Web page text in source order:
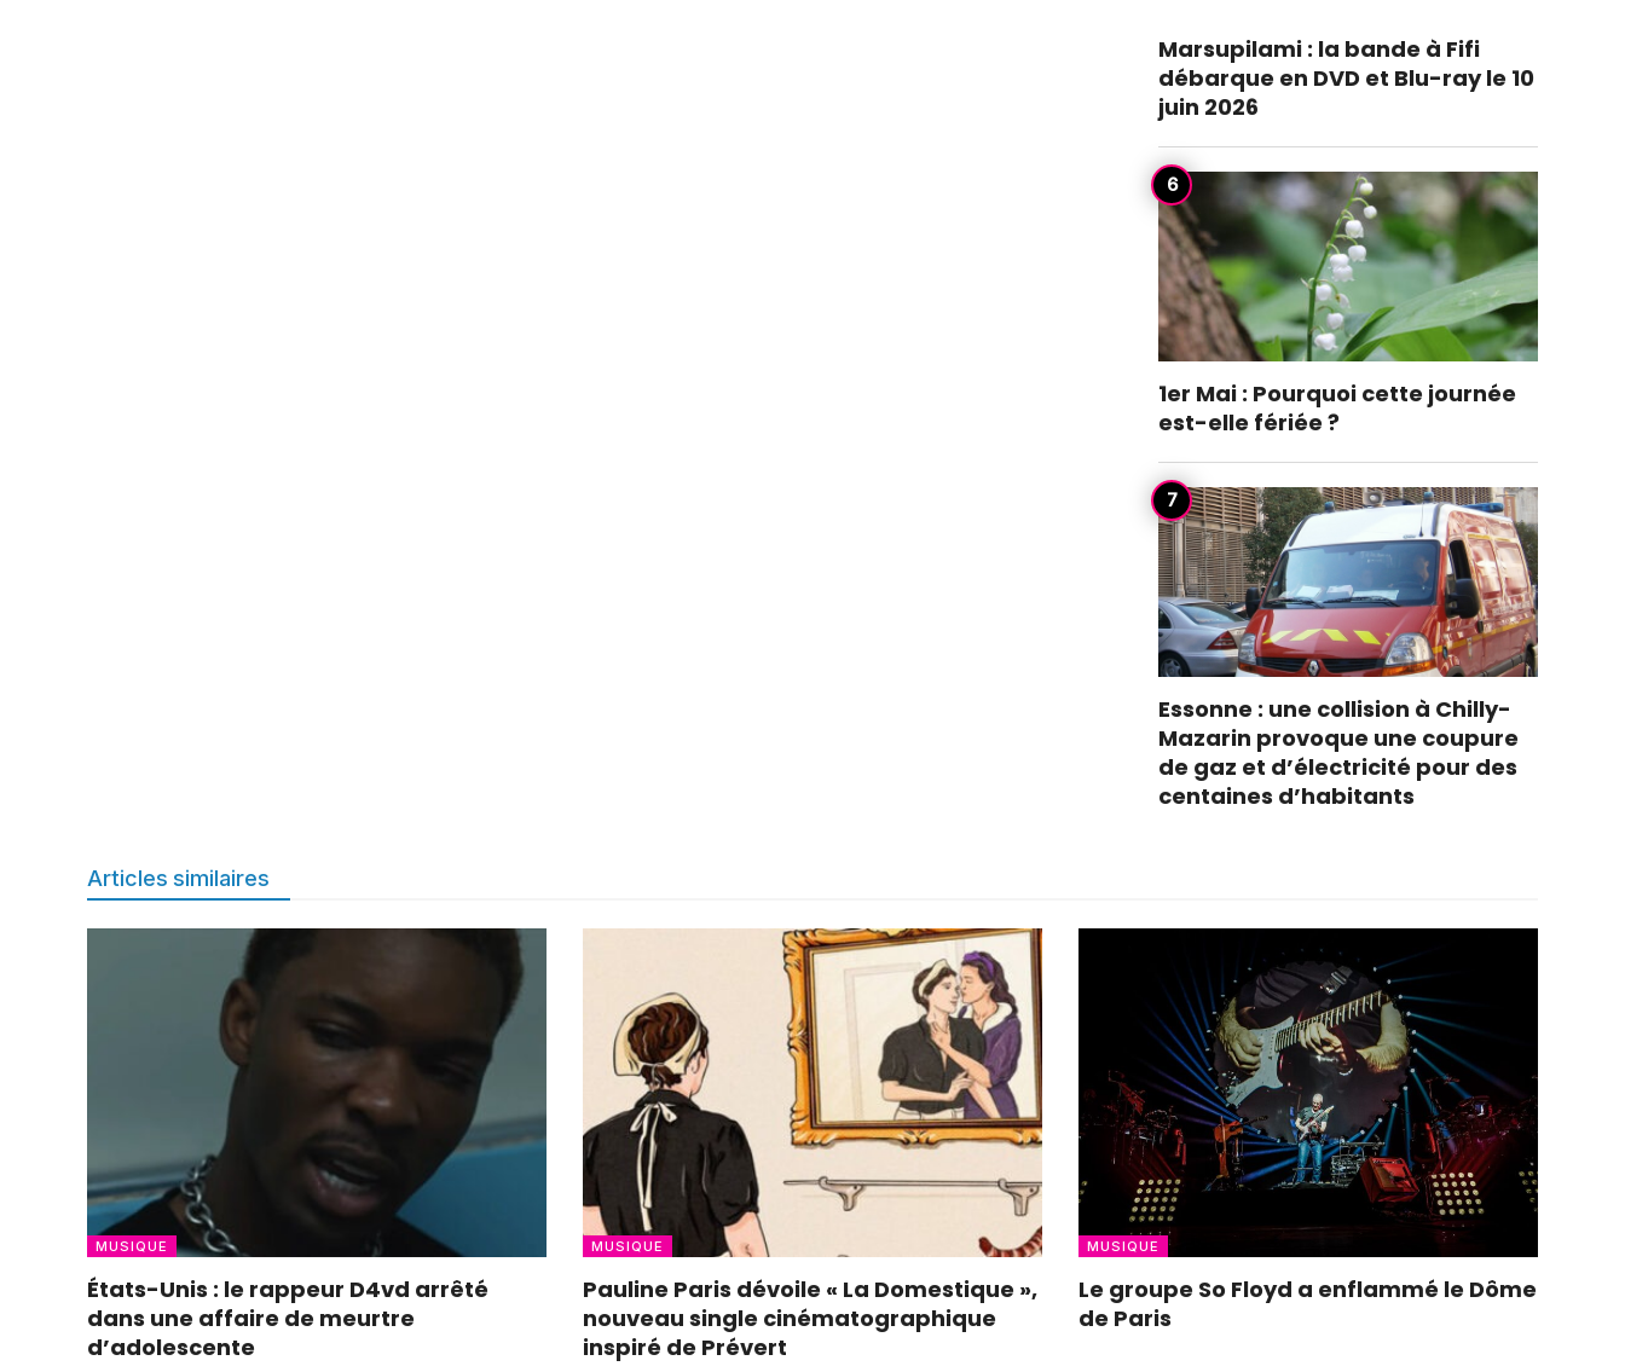
Marsupilami : la bande à Fifi
débarque en DVD et Blu-ray le 10
juin 2026
1er Mai : Pourquoi cette journée
est-elle fériée ?
Essonne : une collision à Chilly-
Mazarin provoque une coupure
de gaz et d’électricité pour des
centaines d’habitants
Articles similaires
MUSIQUE
États-Unis : le rappeur D4vd arrêté
dans une affaire de meurtre
d’adolescente
MUSIQUE
Pauline Paris dévoile « La Domestique »,
nouveau single cinématographique
inspiré de Prévert
MUSIQUE
Le groupe So Floyd a enflammé le Dôme
de Paris